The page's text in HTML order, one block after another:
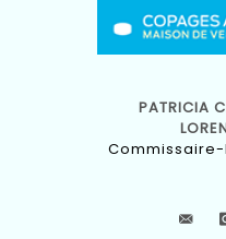
PATRICIA
Commissaire-